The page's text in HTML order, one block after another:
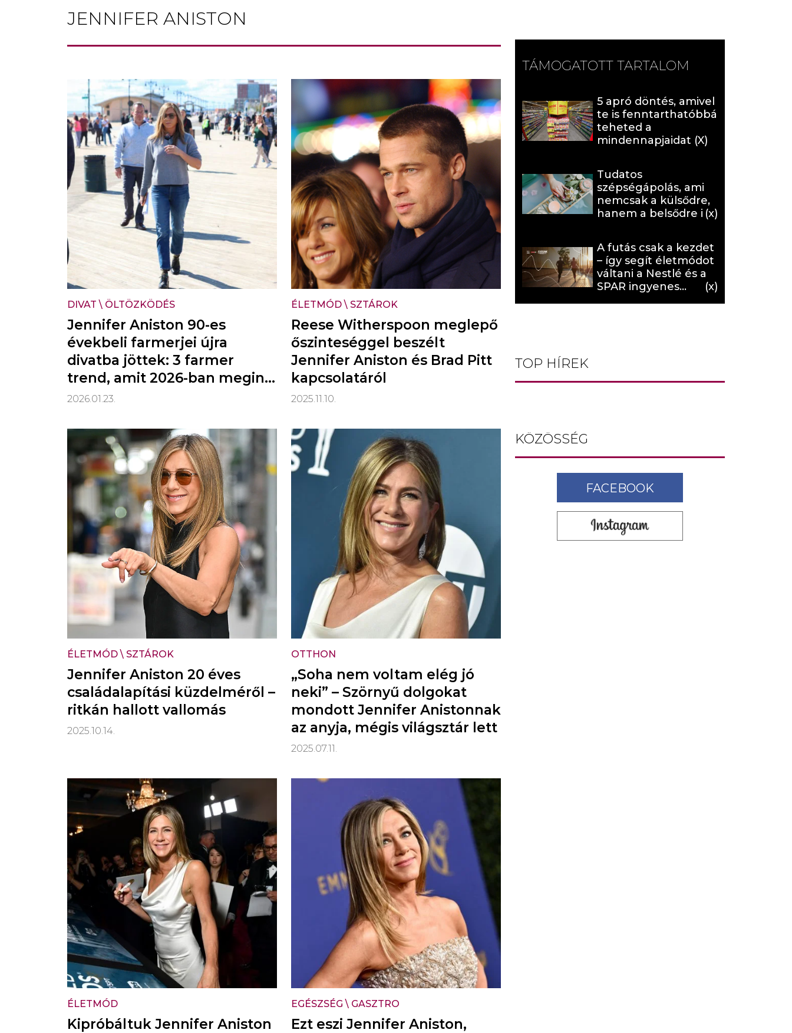
JENNIFER ANISTON
DIVAT \ ÖLTÖZKÖDÉS
Jennifer Aniston 90-es
évekbeli farmerjei újra
divatba jöttek: 3 farmer
trend, amit 2026-ban megint
mindenki hordani fog
2026.01.23.
ÉLETMÓD\ SZTÁROK
Reese Witherspoon meglepő
őszinteséggel beszélt
Jennifer Aniston és Brad Pitt
kapcsolatáról
2025.11.10.
ÉLETMÓD\ SZTÁROK
Jennifer Aniston 20 éves
családalapítási küzdelméről –
ritkán hallott vallomás
2025.10.14.
OTTHON
„Soha nem voltam elég jó
neki” – Szörnyű dolgokat
mondott Jennifer Anistonnak
az anyja, mégis világsztár lett
2025.07.11.
ÉLETMÓD
Kipróbáltuk Jennifer Aniston
EGÉSZSÉG \ GASZTRO
Ezt eszi Jennifer Aniston,
TÁMOGATOTT TARTALOM
5 apró döntés, amivel
te is fenntarthatóbbá
teheted a
mindennapjaidat (X)
Tudatos
szépségápolás, ami
nemcsak a külsődre,
hanem a belsődre is
A futás csak a kezdet
– így segít életmódot
váltani a Nestlé és a
SPAR ingyenes
TOP HÍREK
KÖZÖSSÉG
FACEBOOK